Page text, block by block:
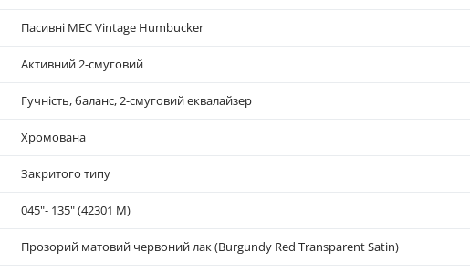
Пасивні MEC Vintage Humbucker
Активний 2-смуговий
Гучність, баланс, 2-смуговий еквалайзер
Хромована
Закритого типу
045"- 135" (42301 М)
Прозорий матовий червоний лак (Burgundy Red Transparent Satin)